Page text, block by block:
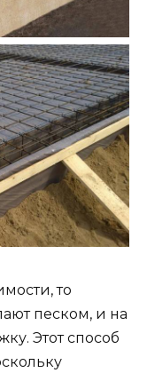
то
песком, и на
Этот способ